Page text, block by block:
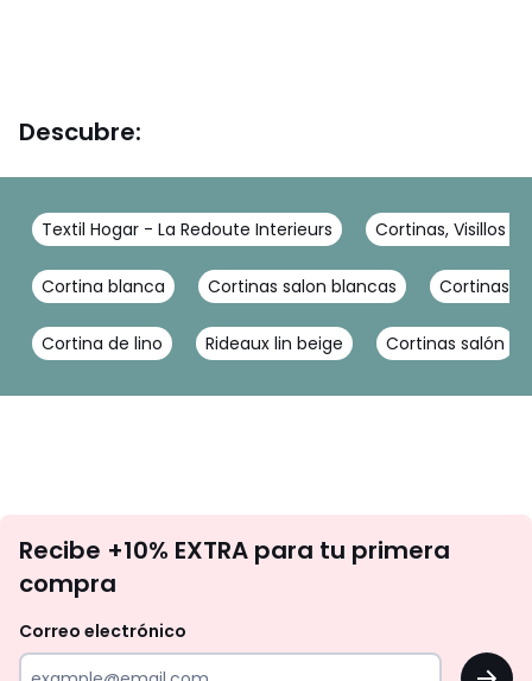
Descubre:
Textil Hogar - La Redoute Interieurs Cortinas, Visillos y
Cortina blanca Cortinas salon blancas Cortinas
Cortina de lino Rideaux lin beige Cortinas salón
te
tu
Recibe +10% EXTRA para tu primera
compra
Correo electrónico
OK